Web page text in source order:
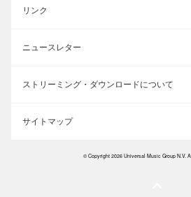
リンク
ニュースレター
ストリーミング・ダウンロードについて
サイトマップ
© Copyright 2026 Universal Music Group N.V.